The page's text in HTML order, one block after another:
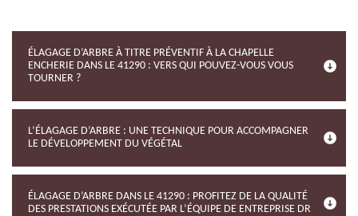
ÉLAGAGE D’ARBRE À TITRE PRÉVENTIF À LA CHAPELLE
ENCHERIE DANS LE 41290 : VERS QUI POUVEZ-VOUS VOUS
TOURNER ?
L’ÉLAGAGE D’ARBRE : UNE TECHNIQUE POUR ACCOMPAGNER
LE DÉVELOPPEMENT DU VÉGÉTAL
ÉLAGAGE D’ARBRE DANS LE 41290 : PROFITEZ DE LA QUALITÉ
DES PRESTATIONS EXÉCUTÉE PAR L’ÉQUIPE DE ENTREPRISE DR